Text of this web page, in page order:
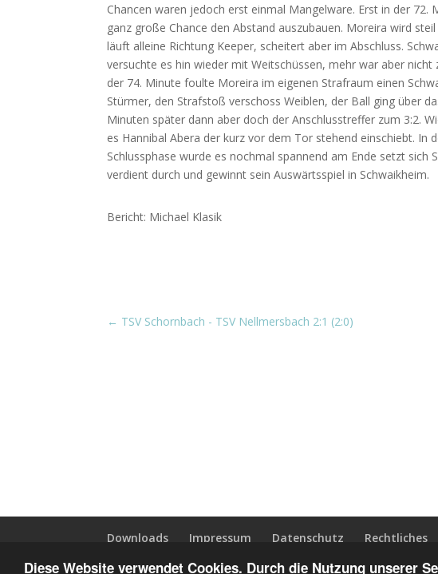
Diese Website verwendet Cookies. Durch die Nutzung unserer
Chancen waren jedoch erst einmal Mangelware. Erst in der 72.
ganz große Chance den Abstand auszubauen. Moreira wird steil
läuft alleine Richtung Keeper, scheitert aber im Abschluss.
versuchte es hin wieder mit Weitschüssen, mehr war aber nicht
der 74. Minute foulte Moreira im eigenen Strafraum einen
Stürmer, den Strafstoß verschoss Weiblen, der Ball ging über
Minuten später dann aber doch der Anschlusstreffer zum 3:2.
es Hannibal Abera der kurz vor dem Tor stehend einschiebt. In
Schlussphase wurde es nochmal spannend am Ende setzt sich
verdient durch und gewinnt sein Auswärtsspiel in Schwaikheim.
Bericht: Michael Klasik
← TSV Schornbach - TSV Nellmersbach 2:1 (2:0)
Downloads Impressum Datenschutz Rechtliches